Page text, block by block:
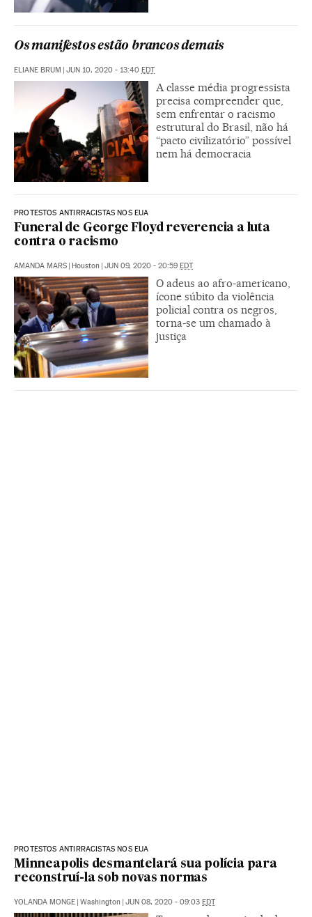
Os manifestos estão brancos demais
ELIANE BRUM | JUN 10, 2020 - 13:40 EDT
A classe média progressista
precisa compreender que,
sem enfrentar o racismo
estrutural do Brasil, não há
“pacto civilizatório” possível
nem há democracia
PROTESTOS ANTIRRACISTAS NOS EUA
Funeral de George Floyd reverencia a luta
contra o racismo
AMANDA MARS | Houston | JUN 09, 2020 - 20:59 EDT
O adeus ao afro-americano,
ícone súbito da violência
policial contra os negros,
torna-se um chamado à
justiça
PROTESTOS ANTIRRACISTAS NOS EUA
Minneapolis desmantelará sua polícia para
reconstruí-la sob novas normas
YOLANDA MONGE | Washington | JUN 08, 2020 - 09:03 EDT